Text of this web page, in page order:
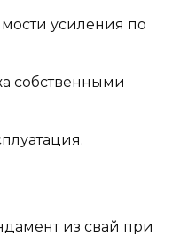
усиления по
собственными
из свай при